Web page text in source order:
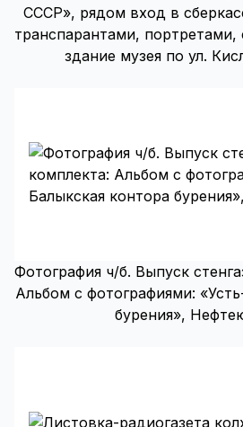
СССР», рядом вход в
транспарантами, портретами,
здание музея по ул.
Фотография ч/б. Выпуск
Альбом с фотографиями:
бурения»,